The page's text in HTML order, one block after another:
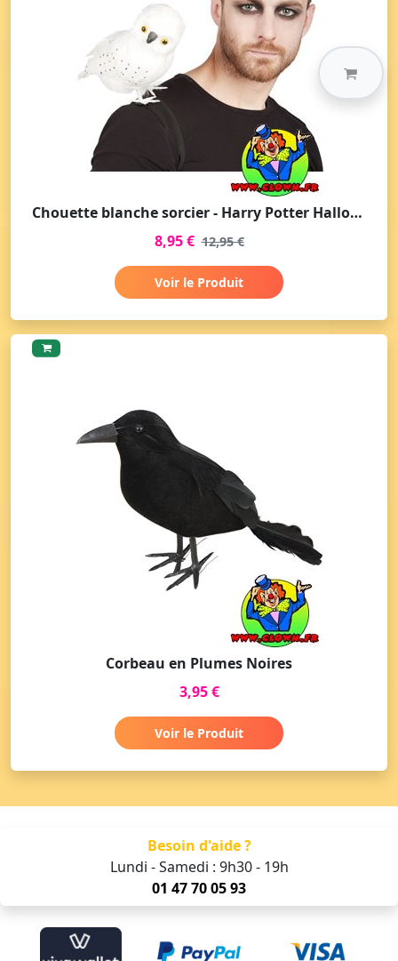
Chouette blanche sorcier - Harry Potter Halloween
8,95 € 12,95 €
Voir le Produit
Corbeau en Plumes Noires
3,95 €
Voir le Produit
Besoin d'aide ?
Lundi - Samedi : 9h30 - 19h
01 47 70 05 93